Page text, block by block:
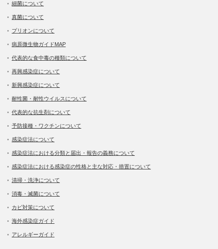
細菌について
真菌について
プリオンについて
病原微生物ガイドMAP
代表的な食中毒の種類について
再興感染症について
新興感染症について
耐性菌・耐性ウイルスについて
代表的な抗生剤について
予防接種・ワクチンについて
感染症法について
感染症法における分類と届出・報告の義務について
感染症法における感染症の性格と主な対応・措置について
清掃・洗浄について
消毒・滅菌について
カビ対策について
海外感染症ガイド
アレルギーガイド